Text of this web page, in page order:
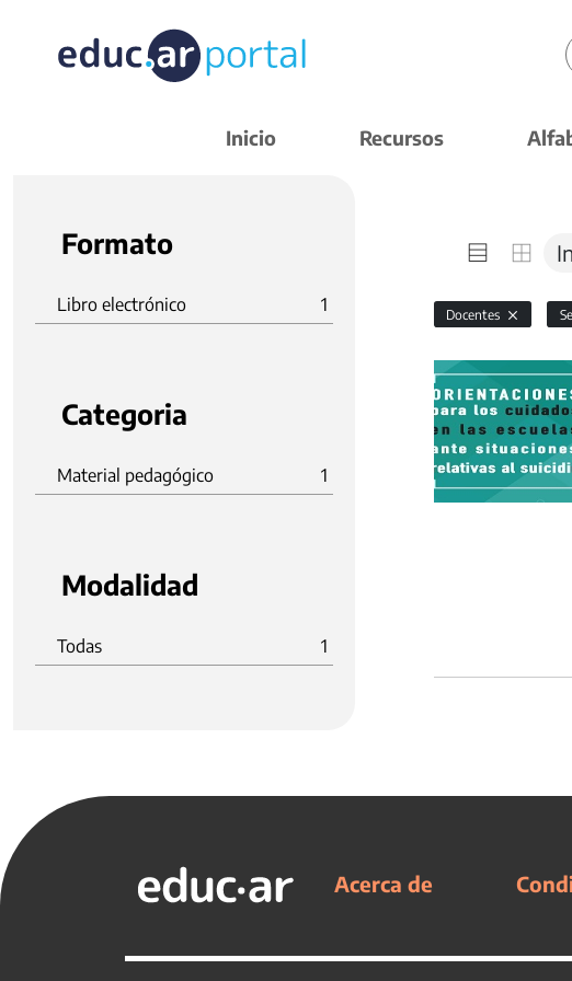
Inicio Recursos
Formato
Libro electrónico 1
Categoria
Material pedagógico 1
Modalidad
Todas 1
Docentes
Acerca de